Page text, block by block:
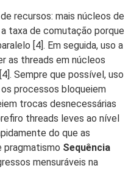
recursos: mais núcleos de
taxa de comutação porque
[4]. Em seguida, uso a
as threads em núcleos
Sempre que possível, uso
processos bloqueiem
trocas desnecessárias
threads leves ao nível
do que as
pragmatismo Sequência
mensuráveis na